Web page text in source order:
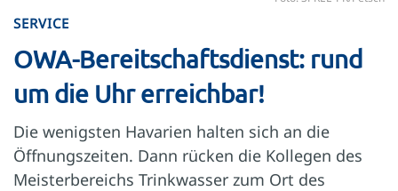
SERVICE
OWA-Bereitschaftsdienst: rund
um die Uhr erreichbar!
Die wenigsten Havarien halten sich an die
Öffnungszeiten. Dann rücken die Kollegen des
Meisterbereichs Trinkwasser zum Ort des